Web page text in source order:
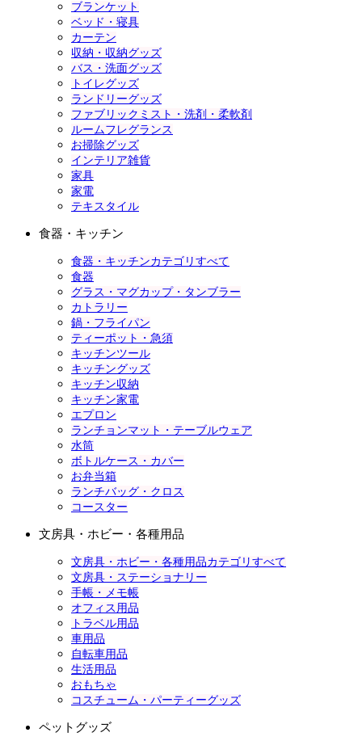
ブランケット
ベッド・寝具
カーテン
収納・収納グッズ
バス・洗面グッズ
トイレグッズ
ランドリーグッズ
ファブリックミスト・洗剤・柔軟剤
ルームフレグランス
お掃除グッズ
インテリア雑貨
家具
家電
テキスタイル
食器・キッチン
食器・キッチンカテゴリすべて
食器
グラス・マグカップ・タンブラー
カトラリー
鍋・フライパン
ティーポット・急須
キッチンツール
キッチングッズ
キッチン収納
キッチン家電
エプロン
ランチョンマット・テーブルウェア
水筒
ボトルケース・カバー
お弁当箱
ランチバッグ・クロス
コースター
文房具・ホビー・各種用品
文房具・ホビー・各種用品カテゴリすべて
文房具・ステーショナリー
手帳・メモ帳
オフィス用品
トラベル用品
車用品
自転車用品
生活用品
おもちゃ
コスチューム・パーティーグッズ
ペットグッズ